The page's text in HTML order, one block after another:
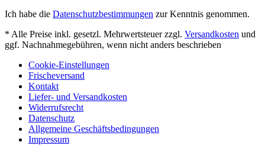
Ich habe die Datenschutzbestimmungen zur Kenntnis genommen.
* Alle Preise inkl. gesetzl. Mehrwertsteuer zzgl. Versandkosten und
ggf. Nachnahmegebühren, wenn nicht anders beschrieben
Cookie-Einstellungen
Frischeversand
Kontakt
Liefer- und Versandkosten
Widerrufsrecht
Datenschutz
Allgemeine Geschäftsbedingungen
Impressum